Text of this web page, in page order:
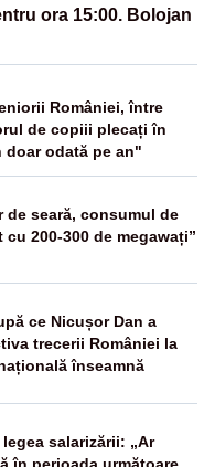
ora 15:00. Bolojan
României, între
de copiii plecați în
odată pe an"
de seară, consumul de
200-300 de megawați”
ce Nicușor Dan a
trecerii României la
înseamnă
salarizării: „Ar